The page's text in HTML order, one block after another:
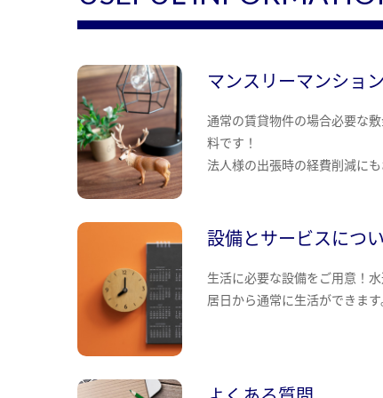
マンスリーマンショ
通常の賃貸物件の場合必要な
料です！
法人様の出張時の経費削減にも
設備とサービスにつ
生活に必要な設備をご用意！
居日から通常に生活ができます